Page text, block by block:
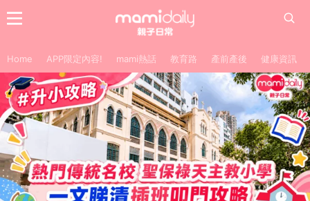
Home APP限定內容! mami熱話 教育路 產前產後 健康資訊